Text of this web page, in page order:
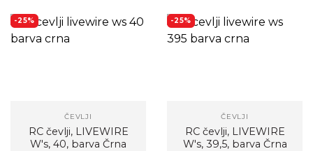
-25%
ČEVLJI
RC čevlji, LIVEWIRE
W's, 40, barva Črna
-25%
ČEVLJI
RC čevlji, LIVEWIRE
W's, 39,5, barva Črna